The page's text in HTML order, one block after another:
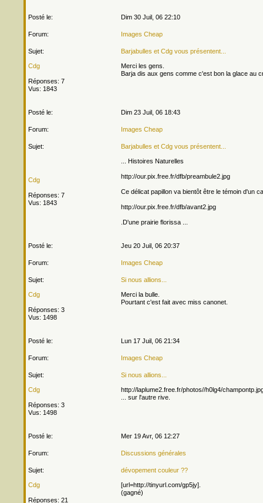
Posté le: Dim 30 Juil, 06 22:10
Forum: Images Cheap
Sujet: Barjabulles et Cdg vous présentent...
Cdg
Réponses: 7
Vus: 1843
Merci les gens.
Barja dis aux gens comme c'est bon la glace au
Posté le: Dim 23 Juil, 06 18:43
Forum: Images Cheap
Sujet: Barjabulles et Cdg vous présentent...
Cdg
Réponses: 7
Vus: 1843
... Histoires Naturelles
http://our.pix.free.fr/dfb/preambule2.jpg
Ce délicat papillon va bientôt être le témoin d'un
http://our.pix.free.fr/dfb/avant2.jpg
.D'une prairie florissa ...
Posté le: Jeu 20 Juil, 06 20:37
Forum: Images Cheap
Sujet: Si nous allions...
Cdg
Réponses: 3
Vus: 1498
Merci la bulle.
Pourtant c'est fait avec miss canonet.
Posté le: Lun 17 Juil, 06 21:34
Forum: Images Cheap
Sujet: Si nous allions...
Cdg
Réponses: 3
Vus: 1498
http://laplume2.free.fr/photos//h0lg4/
... sur l'autre rive.
Posté le: Mer 19 Avr, 06 12:27
Forum: Discussions générales
Sujet: dévopement couleur ??
Cdg
Réponses: 21
[url=http://tinyurl.com/gp5jy].
(gagné)